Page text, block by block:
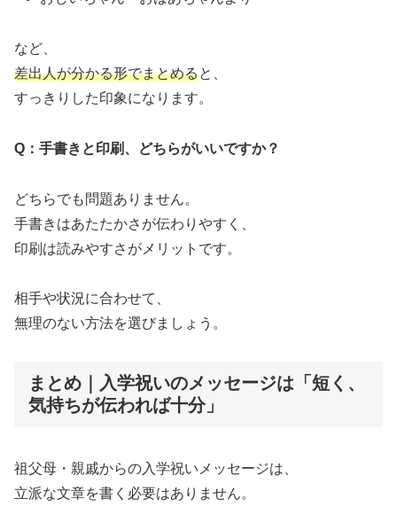
など、
差出人が分かる形でまとめると、
すっきりした印象になります。
Q：手書きと印刷、どちらがいいですか？
どちらでも問題ありません。
手書きはあたたかさが伝わりやすく、
印刷は読みやすさがメリットです。
相手や状況に合わせて、
無理のない方法を選びましょう。
まとめ｜入学祝いのメッセージは「短く、
気持ちが伝われば十分」
祖父母・親戚からの入学祝いメッセージは、
立派な文章を書く必要はありません。